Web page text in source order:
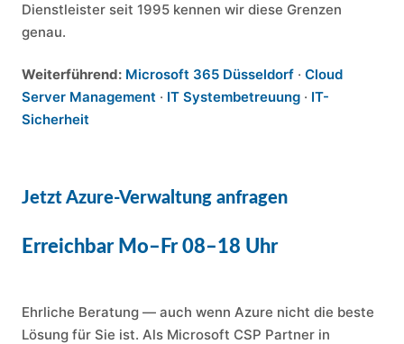
Dienstleister seit 1995 kennen wir diese Grenzen
genau.
Weiterführend: Microsoft 365 Düsseldorf · Cloud
Server Management · IT Systembetreuung · IT-
Sicherheit
Jetzt Azure-Verwaltung anfragen
Erreichbar Mo–Fr 08–18 Uhr
Ehrliche Beratung — auch wenn Azure nicht die beste
Lösung für Sie ist. Als Microsoft CSP Partner in